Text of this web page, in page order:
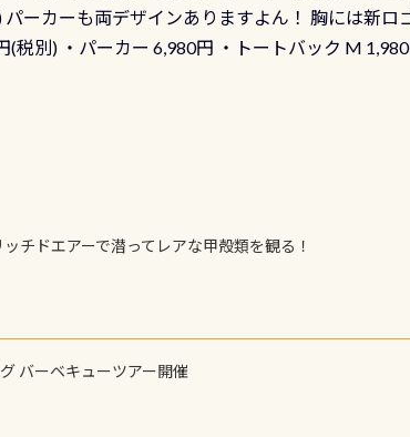
パーカーも両デザインありますよん！ 胸には新
(税別) ・パーカー 6,980円 ・トートバック M
チドエアーで潜ってレアな甲殻類を観る！
バーベキューツアー開催